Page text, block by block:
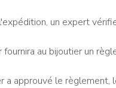
un expert
au bijoutier un
a approuvé le